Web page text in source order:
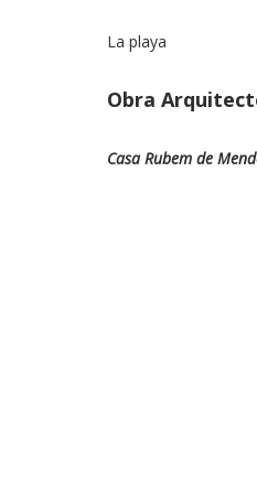
La playa
Obra
Casa Rubem de